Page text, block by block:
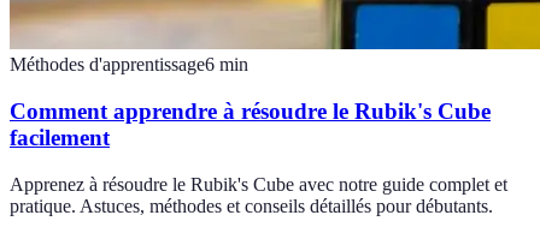
Méthodes d'apprentissage6 min
Comment apprendre à résoudre le Rubik's Cube
facilement
Apprenez à résoudre le Rubik's Cube avec notre guide complet et
pratique. Astuces, méthodes et conseils détaillés pour débutants.